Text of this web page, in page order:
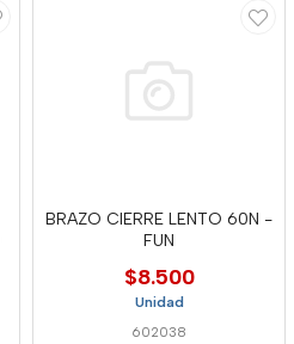
BRAZO CIERRE LENTO 60N -
FUN
$8.500
Unidad
602038